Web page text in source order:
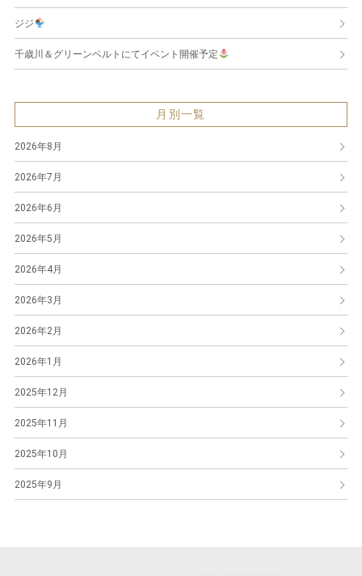
ジジ
千歳川＆グリーンベルトにてイベント開催予定
月別一覧
2026年8月
2026年7月
2026年6月
2026年5月
2026年4月
2026年3月
2026年2月
2026年1月
2025年12月
2025年11月
2025年10月
2025年9月